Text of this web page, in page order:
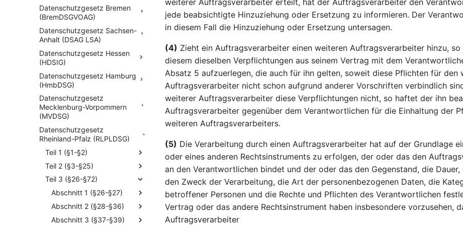
Datenschutzgesetz Bremen
(BremDSGVOAG)
Datenschutzgesetz Sachsen-
Anhalt (DSAG LSA)
Datenschutzgesetz Hessen
(HDSIG)
Datenschutzgesetz Hamburg
(HmbDSG)
Datenschutzgesetz
Mecklenburg-Vorpommern
(MVDSG)
Datenschutzgesetz
Rheinland-Pfalz (RLPLDSG)
Teil 1 (§1-§2)
Teil 2 (§3-§25)
Teil 3 (§26-§72)
Abschnitt 1 (§26-§27)
Abschnitt 2 (§28-§36)
Abschnitt 3 (§37-§39)
weiterer Auftragsverarbeiter erteilt, hat der Auftragsverarbeiter den
jede beabsichtigte Hinzuziehung oder Ersetzung zu informieren. Der
in diesem Fall die Hinzuziehung oder Ersetzung untersagen.
(4) Zieht ein Auftragsverarbeiter einen weiteren Auftragsverarbeiter hinzu, so
diesem dieselben Verpflichtungen aus seinem Vertrag mit dem
Absatz 5 aufzuerlegen, die auch für ihn gelten, soweit diese Pflichten für den
Auftragsverarbeiter nicht schon aufgrund anderer Vorschriften verbindlich
weiterer Auftragsverarbeiter diese Verpflichtungen nicht, so haftet der ihn
Auftragsverarbeiter gegenüber dem Verantwortlichen für die Einhaltung der
weiteren Auftragsverarbeiters.
(5) Die Verarbeitung durch einen Auftragsverarbeiter hat auf der Grundlage
oder eines anderen Rechtsinstruments zu erfolgen, der oder das den
an den Verantwortlichen bindet und der oder das den Gegenstand, die
den Zweck der Verarbeitung, die Art der personenbezogenen Daten, die
betroffener Personen und die Rechte und Pflichten des Verantwortlichen
Vertrag oder das andere Rechtsinstrument haben insbesondere vorzusehen,
Auftragsverarbeiter